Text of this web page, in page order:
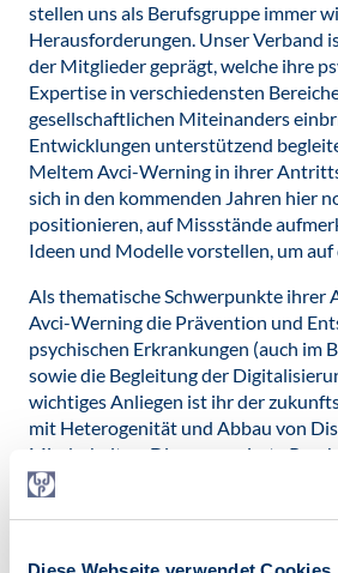
stellen uns als Berufsgruppe immer
Herausforderungen. Unser Verband
der Mitglieder geprägt, welche ihre
Expertise in verschiedensten
gesellschaftlichen Miteinanders
Entwicklungen unterstützend
Meltem Avci-Werning in ihrer
sich in den kommenden Jahren hier
positionieren, auf Missstände
Ideen und Modelle vorstellen, um auf
Als thematische Schwerpunkte ihrer
Avci-Werning die Prävention und
psychischen Erkrankungen (auch im
sowie die Begleitung der
wichtiges Anliegen ist ihr der
mit Heterogenität und Abbau von
Minderheiten. Die promovierte
approbierte Psychotherapeutin und
Vorsitzende der Sektion